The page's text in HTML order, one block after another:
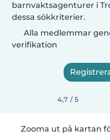
barnvaktsagenturer i
dessa sökkriterier.
Alla medlemmar
verifikation
4,7 / 5
Zooma ut på kartan